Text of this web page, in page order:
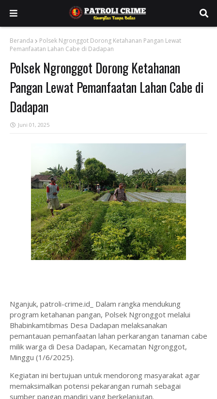
Beranda
Polsek Ngronggot Dorong Ketahanan Pangan Lewat
Pemanfaatan Lahan Cabe di Dadapan
Polsek Ngronggot Dorong Ketahanan
Pangan Lewat Pemanfaatan Lahan Cabe di
Dadapan
Juni 01, 2025
Nganjuk, patroli-crime.id_ Dalam rangka mendukung
program ketahanan pangan, Polsek Ngronggot melalui
Bhabinkamtibmas Desa Dadapan melaksanakan
pemantauan pemanfaatan lahan perkarangan tanaman cabe
milik warga di Desa Dadapan, Kecamatan Ngronggot,
Minggu (1/6/2025).
Kegiatan ini bertujuan untuk mendorong masyarakat agar
memaksimalkan potensi pekarangan rumah sebagai
sumber pangan mandiri yang berkelanjutan.